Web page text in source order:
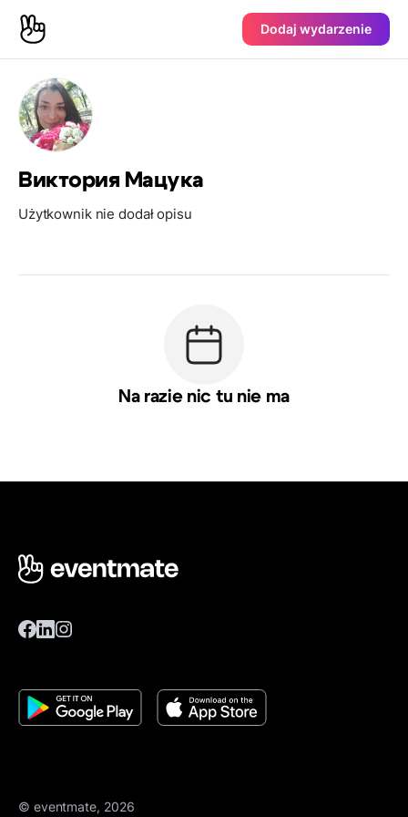
Dodaj wydarzenie
Виктория Мацука
Użytkownik nie dodał opisu
Na razie nic tu nie ma
© eventmate, 2026